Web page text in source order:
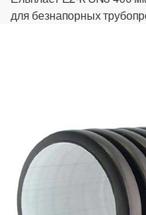
для безнапорных